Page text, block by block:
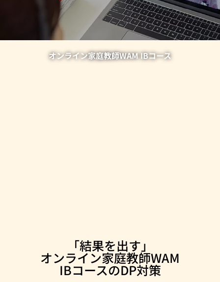
オンライン家庭教師WAM IBコース
「結果を出す」
オンライン家庭教師WAM
IBコースのDP対策